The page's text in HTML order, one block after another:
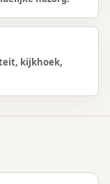
kijkhoek,